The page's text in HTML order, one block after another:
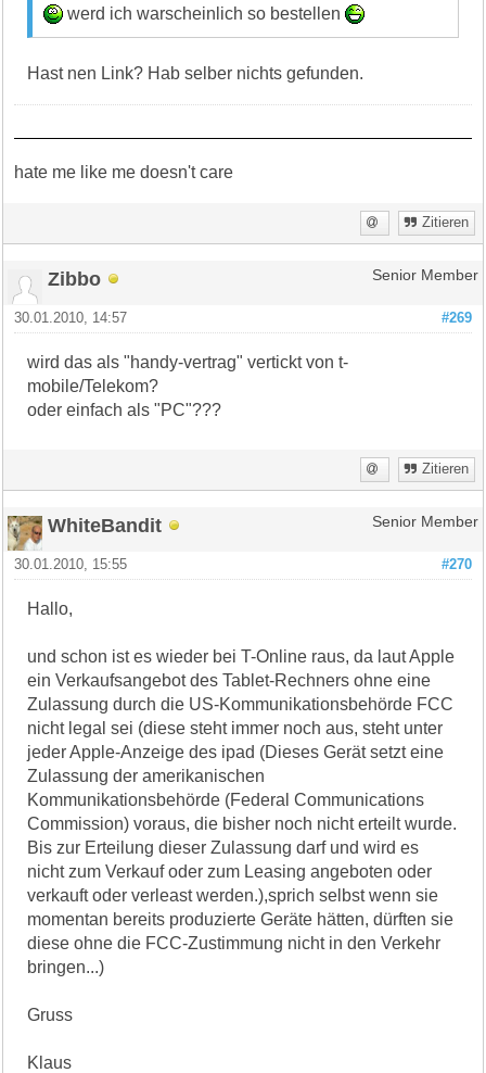
werd ich warscheinlich so bestellen
Hast nen Link? Hab selber nichts gefunden.
hate me like me doesn't care
Zitieren
Zibbo Senior Member
#269
30.01.2010, 14:57
wird das als "handy-vertrag" vertickt von t-
mobile/Telekom?
oder einfach als "PC"???
Zitieren
WhiteBandit Senior Member
#270
30.01.2010, 15:55
Hallo,
und schon ist es wieder bei T-Online raus, da laut Apple
ein Verkaufsangebot des Tablet-Rechners ohne eine
Zulassung durch die US-Kommunikationsbehörde FCC
nicht legal sei (diese steht immer noch aus, steht unter
jeder Apple-Anzeige des ipad (Dieses Gerät setzt eine
Zulassung der amerikanischen
Kommunikationsbehörde (Federal Communications
Commission) voraus, die bisher noch nicht erteilt wurde.
Bis zur Erteilung dieser Zulassung darf und wird es
nicht zum Verkauf oder zum Leasing angeboten oder
verkauft oder verleast werden.),sprich selbst wenn sie
momentan bereits produzierte Geräte hätten, dürften sie
diese ohne die FCC-Zustimmung nicht in den Verkehr
bringen...)
Gruss
Klaus